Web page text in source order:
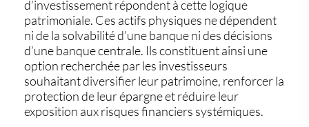
d’investissementrépondent à cette logique
patrimoniale. Ces actifs physiques ne dépendent
ni de la solvabilité d’une banque ni des décisions
d’une banque centrale. Ils constituent ainsi une
option recherchée par les investisseurs
souhaitant diversifier leur patrimoine, renforcer la
protection de leur épargne et réduire leur
exposition aux risques financiers systémiques.